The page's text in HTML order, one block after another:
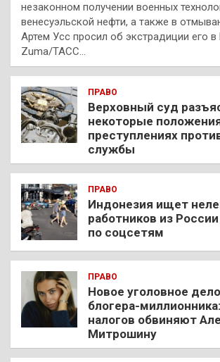
незаконном получении военных
венесуэльской нефти, а также в
Артем Усс просил об экстрадиции его
Zuma/ТАСС…
ПРАВО
Верховный суд
некоторые
преступлениях
службы
ПРАВО
Индонезия ищет
работников из
по соцсетям
ПРАВО
Новое уголовное
блогера-
налогов обвиняют
Митрошину